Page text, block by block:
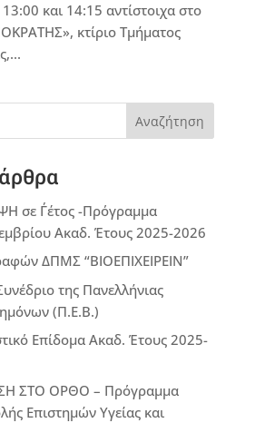
και 14:15 αντίστοιχα στο
κτίριο Τμήματος
Αναζήτηση
Γ΄έτος -Πρόγραμμα
Ακαδ. Έτους 2025-2026
ΔΠΜΣ “ΒΙΟΕΠΙΧΕΙΡΕΙΝ”
της Πανελλήνιας
(Π.Ε.Β.)
Επίδομα Ακαδ. Έτους 2025-
ΣΤΟ ΟΡΘΟ – Πρόγραμμα
Επιστημών Υγείας και